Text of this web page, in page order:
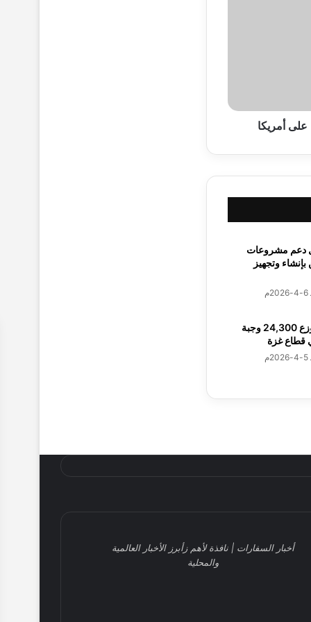
أمريكا
دعم مشروعات
وتجهيز
سلمان للإغاثة يوزع 24,300 وجبة
قطاع غزة
أخبار السفارات | نافذة لأهم زأبرز الأخبار العالمية
والمحلية